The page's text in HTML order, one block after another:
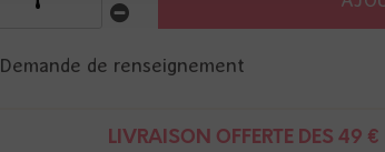
Demande de renseignement
LIVRAISON OFFERTE DÈS 49